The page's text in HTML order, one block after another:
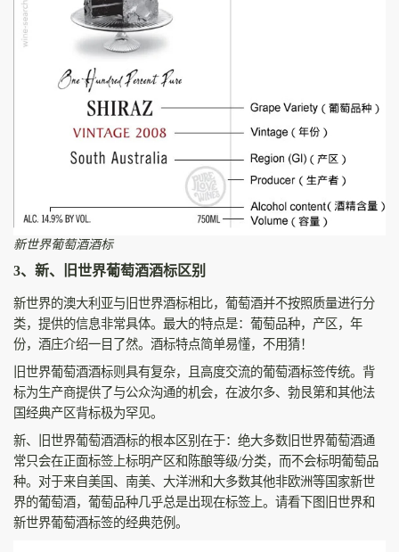
新世界葡萄酒酒标
3、新、旧世界葡萄酒酒标区别
新世界的澳大利亚与旧世界酒标相比，葡萄酒并不按照质量进行分
类，提供的信息非常具体。最大的特点是：葡萄品种，产区，年
份，酒庄介绍一目了然。酒标特点简单易懂，不用猜！
旧世界葡萄酒酒标则具有复杂，且高度交流的葡萄酒标签传统。背
标为生产商提供了与公众沟通的机会，在波尔多、勃艮第和其他法
国经典产区背标极为罕见。
新、旧世界葡萄酒酒标的根本区别在于：绝大多数旧世界葡萄酒通
常只会在正面标签上标明产区和陈酿等级/分类，而不会标明葡萄品
种。对于来自美国、南美、大洋洲和大多数其他非欧洲等国家新世
界的葡萄酒，葡萄品种几乎总是出现在标签上。请看下图旧世界和
新世界葡萄酒标签的经典范例。